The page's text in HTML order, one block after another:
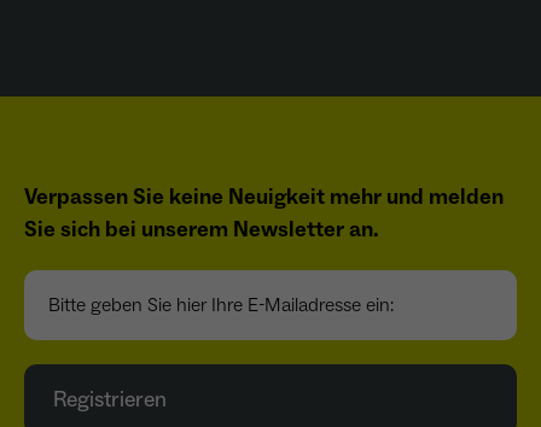
Verpassen Sie keine Neuigkeit mehr und melden
Sie sich bei unserem Newsletter an.
Bitte geben Sie hier Ihre E-Mailadresse ein:
Registrieren